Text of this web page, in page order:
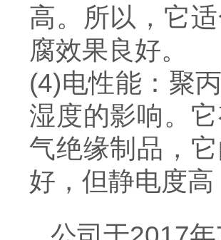
高。所以，它
腐效果良好。
(4)电性能：聚
湿度的影响。
气绝缘制品，
好，但静电度